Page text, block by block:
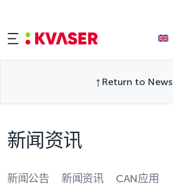
Return to News
新闻资讯
新闻公告 新闻资讯 CAN应用